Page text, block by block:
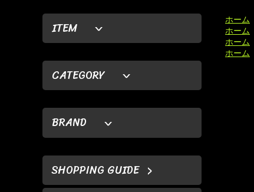
ITEM
CATEGORY
BRAND
SHOPPING GUIDE
ホーム
ホーム
ホーム
ホーム